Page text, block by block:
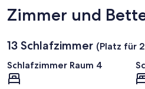
Zimmer und
13 Schlafzimmer (Platz für
Schlafzimmer Raum 4